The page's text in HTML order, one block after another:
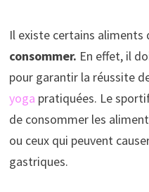
Il existe certains aliments
consommer. En effet, il
pour garantir la réussite
yoga pratiquées. Le
de consommer les
ou ceux qui peuvent
gastriques.